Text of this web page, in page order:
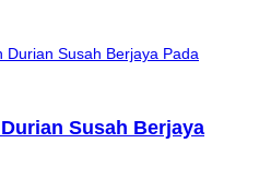
Susah Berjaya